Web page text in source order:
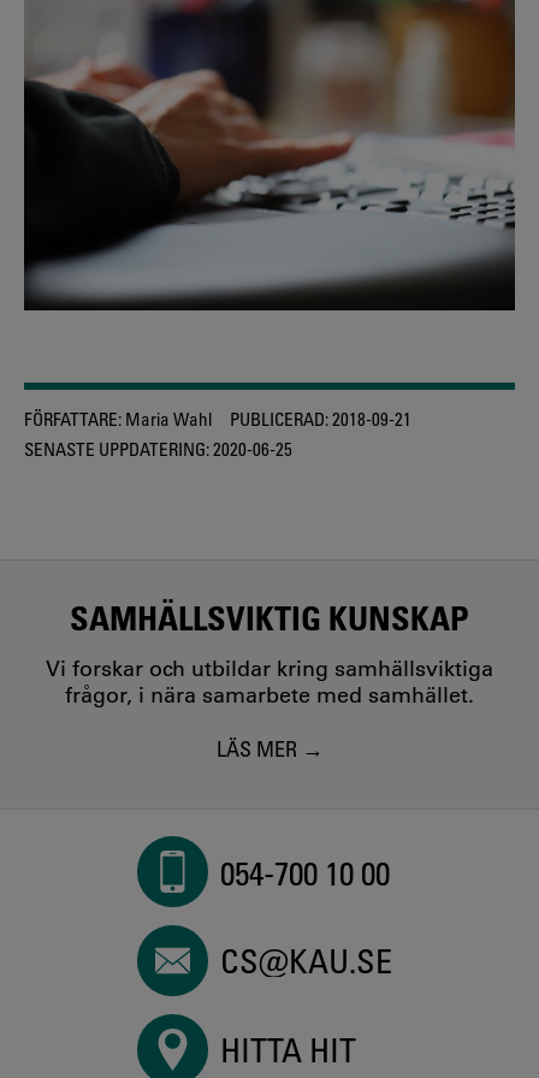
FÖRFATTARE: Maria Wahl PUBLICERAD:2018-09-21
SENASTE UPPDATERING:2020-06-25
SAMHÄLLSVIKTIG KUNSKAP
Vi forskar och utbildar kring samhällsviktiga
frågor, i nära samarbete med samhället.
LÄS MER
054-700 10 00
CS@KAU.SE
HITTA HIT